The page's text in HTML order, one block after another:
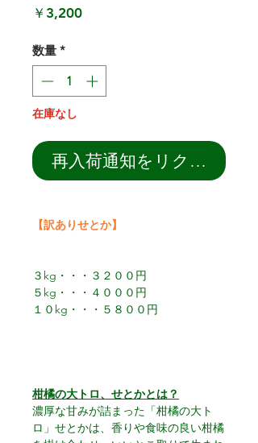
￥3,200価
数量 *
在庫なし
再入荷通知をリクエスト
【訳ありせとか】
３kg・・・３２００円
５kg・・・４０００円
１０kg・・・５８００円
柑橘の大トロ、せとかとは？
濃厚な甘みが詰まった「柑橘の大ト
ロ」せとかは、香りや食味の良い柑橘